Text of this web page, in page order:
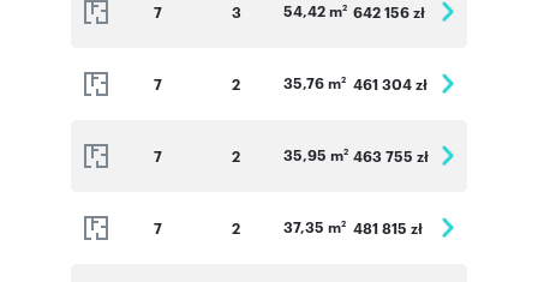
7 3 54,42 m2 642 156 zł
7 2 35,76 m2 461 304 zł
7 2 35,95 m2 463 755 zł
7 2 37,35 m2 481 815 zł